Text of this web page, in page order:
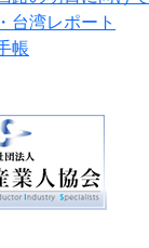
台湾レポート
帳